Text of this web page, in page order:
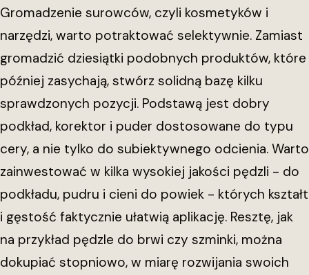
Gromadzenie surowców, czyli kosmetyków i
narzędzi, warto potraktować selektywnie. Zamiast
gromadzić dziesiątki podobnych produktów, które
później zasychają, stwórz solidną bazę kilku
sprawdzonych pozycji. Podstawą jest dobry
podkład, korektor i puder dostosowane do typu
cery, a nie tylko do subiektywnego odcienia. Warto
zainwestować w kilka wysokiej jakości pędzli - do
podkładu, pudru i cieni do powiek - których kształt
i gęstość faktycznie ułatwią aplikację. Resztę, jak
na przykład pędzle do brwi czy szminki, można
dokupiać stopniowo, w miarę rozwijania swoich